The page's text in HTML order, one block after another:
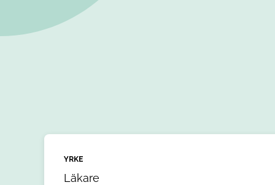
YRKE
Läkare